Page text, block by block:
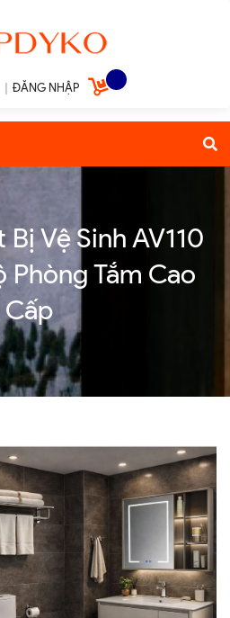
ĐĂNG NHẬP
Vệ Sinh AV110
Phòng Tắm Cao
Cấp